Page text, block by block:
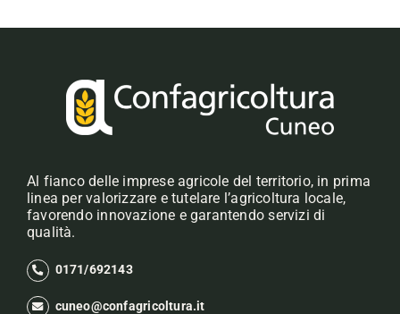
Al fianco delle imprese agricole del territorio, in prima
linea per valorizzare e tutelare l’agricoltura locale,
favorendo innovazione e garantendo servizi di
qualità.
0171/692143
cuneo@confagricoltura.it